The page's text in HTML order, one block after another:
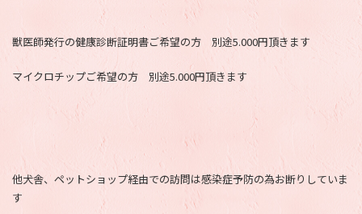
獣医師発行の健康診断証明書ご希望の方 別途5.000円頂きます
マイクロチップご希望の方 別途5.000円頂きます
他犬舎、ペットショップ経由での訪問は感染症予防の為お断りしていま
す